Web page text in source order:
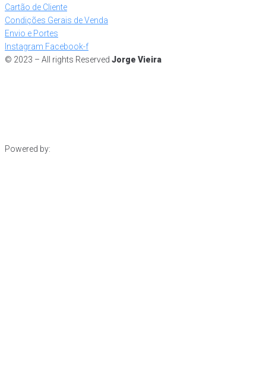
Cartão de Cliente
Condições Gerais de Venda
Envio e Portes
Instagram Facebook-f
© 2023 – All rights Reserved Jorge Vieira
Powered by: